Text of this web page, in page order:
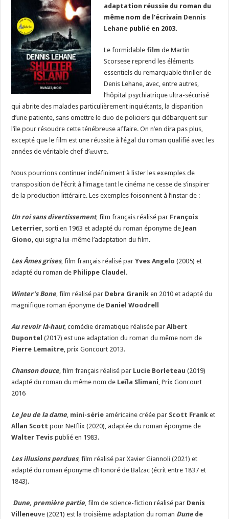
adaptation réussie du roman du
même nom de l’écrivain Dennis
Lehane publié en 2003.
Le formidable film de Martin
Scorsese reprend les éléments
essentiels du remarquable thriller de
Denis Lehane, avec, entre autres,
l’hôpital psychiatrique ultra-sécurisé
qui abrite des malades particulièrement inquiétants, la disparition
d’une patiente, sans omettre le duo de policiers qui débarquent sur
l’île pour résoudre cette ténébreuse affaire. On n’en dira pas plus,
excepté que le film est une réussite à l’égal du roman qualifié avec les
années de véritable chef d’œuvre.
Nous pourrions continuer indéfiniment à lister les exemples de
transposition de l’écrit à l’image tant le cinéma ne cesse de s’inspirer
de la production littéraire. Les exemples foisonnent à l’instar de :
Un roi sans divertissement, film français réalisé par François
Leterrier, sorti en 1963 et adapté du roman éponyme de Jean
Giono, qui signa lui-même l’adaptation du film.
Les Âmes grises, film français réalisé parYves Angelo (2005) et
adapté du roman de Philippe Claudel.
Winter’s Bone, film réalisé par Debra Granik en 2010 et adapté du
magnifique roman éponyme de Daniel Woodrell
Au revoir là-haut, comédie dramatique réalisée parAlbert
Dupontel (2017) est une adaptation du roman du même nom de
Pierre Lemaitre, prix Goncourt 2013.
Chanson douce, film français réalisé par Lucie Borleteau (2019)
adapté du roman du même nom de Leïla Slimani, Prix Goncourt
2016
Le Jeu de la dame, mini-série américaine créée par Scott Frank et
Allan Scott pour Netflix (2020), adaptée du roman éponyme de
Walter Tevis publié en 1983.
Les illusions perdues, film réalisé par Xavier Giannoli (2021) et
adapté du roman éponyme d’Honoré de Balzac (écrit entre 1837 et
1843).
Dune, première partie, film de science-fiction réalisé par Denis
Villeneuve (2021) est la troisième adaptation du roman Dune de